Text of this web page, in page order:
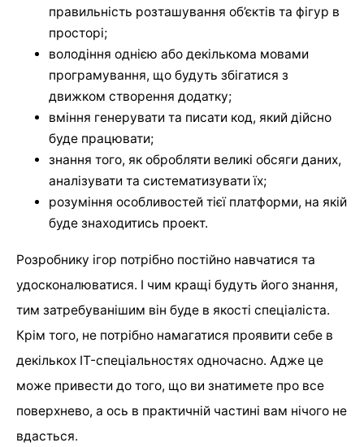
правильність розташування об’єктів та фігур в
просторі;
володіння однією або декількома мовами
програмування, що будуть збігатися з
движком створення додатку;
вміння генерувати та писати код, який дійсно
буде працювати;
знання того, як обробляти великі обсяги даних,
аналізувати та систематизувати їх;
розуміння особливостей тієї платформи, на якій
буде знаходитись проект.
Розробнику ігор потрібно постійно навчатися та
удосконалюватися. І чим кращі будуть його знання,
тим затребуванішим він буде в якості спеціаліста.
Крім того, не потрібно намагатися проявити себе в
декількох IT-спеціальностях одночасно. Адже це
може привести до того, що ви знатимете про все
поверхнево, а ось в практичній частині вам нічого не
вдасться.